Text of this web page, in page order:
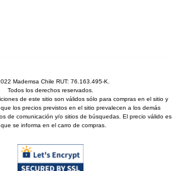
Mademsa Chile RUT: 76.163.495-K.
Todos los derechos reservados.
de este sitio son válidos sólo para compras en el sitio y
los precios previstos en el sitio prevalecen a los demás
de comunicación y/o sitios de búsquedas. El precio válido es
se informa en el carro de compras.